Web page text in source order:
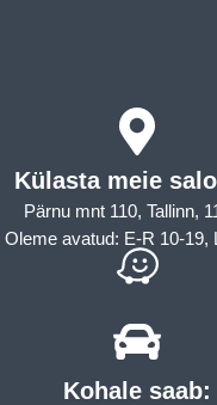
Külasta meie
Pärnu mnt 110, Tallinn,
Oleme avatud: E-R 10-19,
Kohale saab: